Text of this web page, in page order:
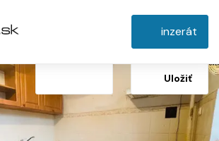
inzerát
Uložiť